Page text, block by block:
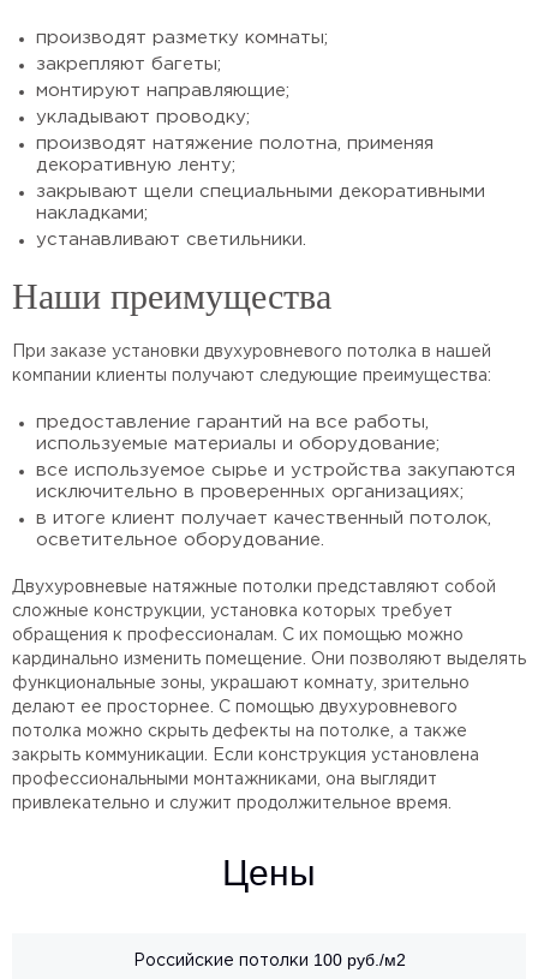
производят разметку комнаты;
закрепляют багеты;
монтируют направляющие;
укладывают проводку;
производят натяжение полотна, применяя
декоративную ленту;
закрывают щели специальными декоративными
накладками;
устанавливают светильники.
Наши преимущества
При заказе установки двухуровневого потолка в нашей
компании клиенты получают следующие преимущества:
предоставление гарантий на все работы,
используемые материалы и оборудование;
все используемое сырье и устройства закупаются
исключительно в проверенных организациях;
в итоге клиент получает качественный потолок,
осветительное оборудование.
Двухуровневые натяжные потолки представляют собой
сложные конструкции, установка которых требует
обращения к профессионалам. С их помощью можно
кардинально изменить помещение. Они позволяют выделять
функциональные зоны, украшают комнату, зрительно
делают ее просторнее. С помощью двухуровневого
потолка можно скрыть дефекты на потолке, а также
закрыть коммуникации. Если конструкция установлена
профессиональными монтажниками, она выглядит
привлекательно и служит продолжительное время.
Цены
Российские потолки 100 руб./м2